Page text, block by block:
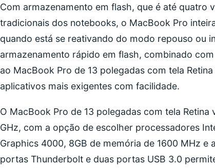
Com armazenamento em flash, que é até
tradicionais dos notebooks, o MacBook Pro
quando está se reativando do modo repouso ou
armazenamento rápido em flash, combinado
ao MacBook Pro de 13 polegadas com tela
aplicativos mais exigentes com facilidade.
O MacBook Pro de 13 polegadas com tela
GHz, com a opção de escolher processadores
Graphics 4000, 8GB de memória de 1600 MHz e
portas Thunderbolt e duas portas USB 3.0